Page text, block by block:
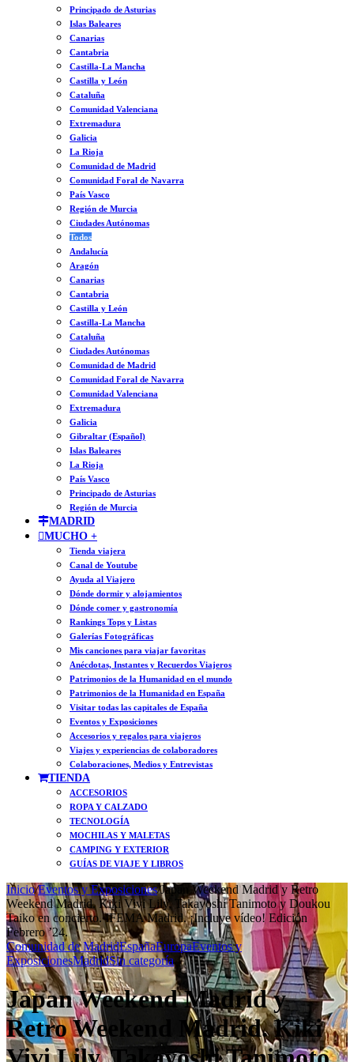
Principado de Asturias
Islas Baleares
Canarias
Cantabria
Castilla-La Mancha
Castilla y León
Cataluña
Comunidad Valenciana
Extremadura
Galicia
La Rioja
Comunidad de Madrid
Comunidad Foral de Navarra
País Vasco
Región de Murcia
Ciudades Autónomas
Todos
Andalucía
Aragón
Canarias
Cantabria
Castilla y León
Castilla-La Mancha
Cataluña
Ciudades Autónomas
Comunidad de Madrid
Comunidad Foral de Navarra
Comunidad Valenciana
Extremadura
Galicia
Gibraltar (Español)
Islas Baleares
La Rioja
País Vasco
Principado de Asturias
Región de Murcia
MADRID
MUCHO +
Tienda viajera
Canal de Youtube
Ayuda al Viajero
Dónde dormir y alojamientos
Dónde comer y gastronomía
Rankings Tops y Listas
Galerías Fotográficas
Mis canciones para viajar favoritas
Anécdotas, Instantes y Recuerdos Viajeros
Patrimonios de la Humanidad en el mundo
Patrimonios de la Humanidad en España
Visitar todas las capitales de España
Eventos y Exposiciones
Accesorios y regalos para viajeros
Viajes y experiencias de colaboradores
Colaboraciones, Medios y Entrevistas
TIENDA
ACCESORIOS
ROPA Y CALZADO
TECNOLOGÍA
MOCHILAS Y MALETAS
CAMPING Y EXTERIOR
GUÍAS DE VIAJE Y LIBROS
Inicio/Eventos y Exposiciones/Japan Weekend Madrid y Retro
Weekend Madrid. Kiki Vivi Lily, Takayoshi Tanimoto y Doukou
Taiko en concierto. IFEMA Madrid. ¡Incluye vídeo! Edición
Febrero ’24.
Comunidad de MadridEspañaEuropaEventos y
ExposicionesMadridSin categoría
Japan Weekend Madrid y
Retro Weekend Madrid. Kiki